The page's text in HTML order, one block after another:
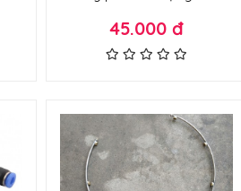
45.000 đ